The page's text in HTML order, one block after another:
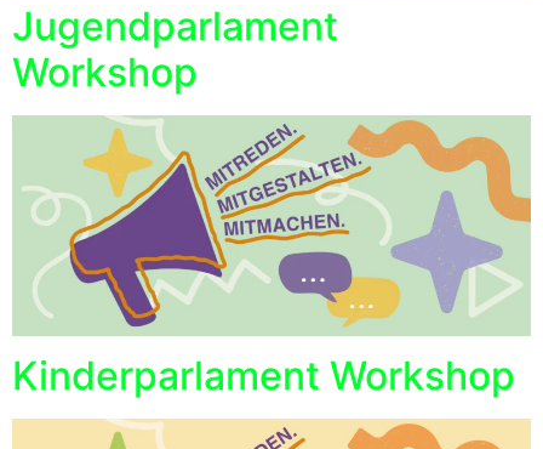
Jugendparlament
Workshop
Kinderparlament Workshop